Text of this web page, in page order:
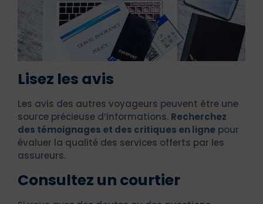
Lisez les avis
Les avis des autres voyageurs peuvent être une
source précieuse d’informations. Recherchez
des témoignages et des critiques en ligne pour
évaluer la qualité des services offerts par les
assureurs.
Consultez un courtier